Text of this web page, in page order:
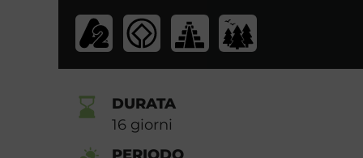
DURATA
16giorni
PERIODO